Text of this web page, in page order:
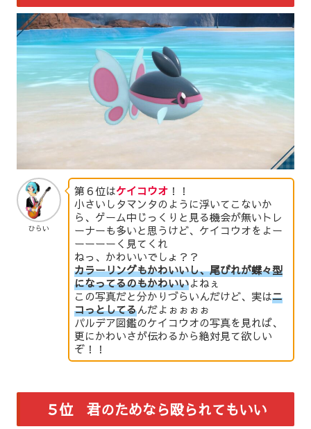
ひらい
第６位はケイコウオ ！！
小さいしタマンタのように浮いてこないか
ら、ゲーム中じっくりと見る機会が無いトレ
ーナーも多いと思うけど、ケイコウオをよー
ーーーーく見てくれ
ねっ、かわいいでしょ？？
カラーリングもかわいいし、尾びれが蝶々型
になってるのもかわいいよねぇ
この写真だと分かりづらいんだけど、実はニ
コっとしてるんだよぉぉぉぉ
パルデア図鑑のケイコウオの写真を見れば、
更にかわいさが伝わるから絶対見て欲しい
ぞ！！
５位 君のためなら殴られてもいい